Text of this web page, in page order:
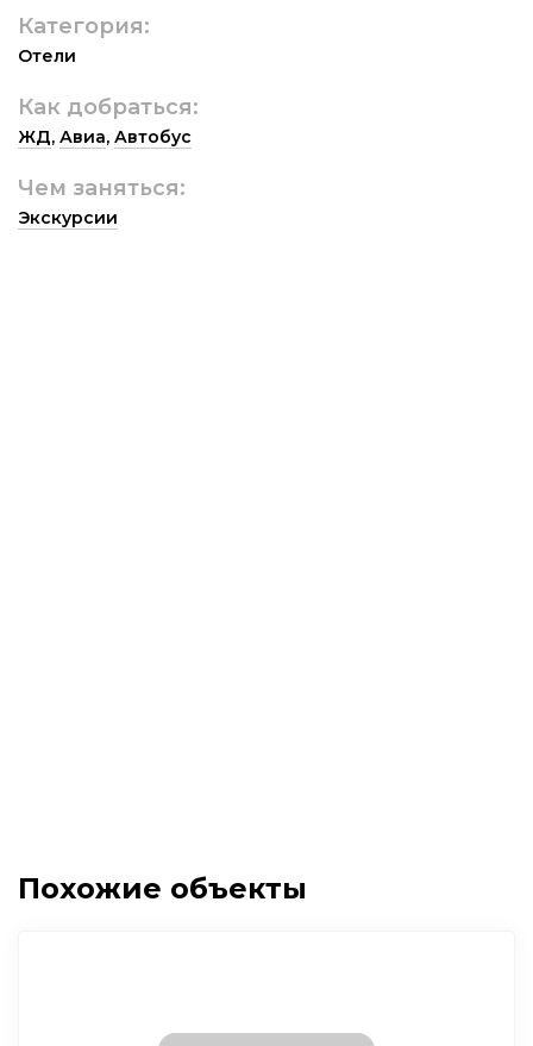
Категория:
Отели
Как добраться:
ЖД, Авиа, Автобус
Чем заняться:
Экскурсии
Похожие объекты